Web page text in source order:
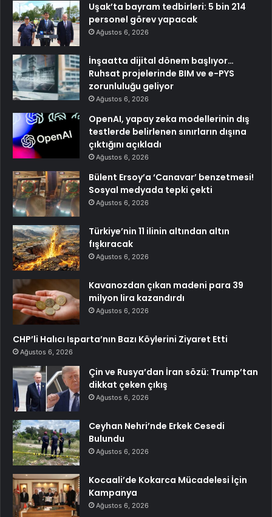
Uşak’ta bayram tedbirleri: 5 bin 214
personel görev yapacak
Ağustos 6, 2026
İnşaatta dijital dönem başlıyor…
Ruhsat projelerinde BIM ve e-PYS
zorunluluğu geliyor
Ağustos 6, 2026
OpenAI, yapay zeka modellerinin dış
testlerde belirlenen sınırların dışına
çıktığını açıkladı
Ağustos 6, 2026
Bülent Ersoy’a ‘Canavar’ benzetmesi!
Sosyal medyada tepki çekti
Ağustos 6, 2026
Türkiye’nin 11 ilinin altından altın
fışkıracak
Ağustos 6, 2026
Kavanozdan çıkan madeni para 39
milyon lira kazandırdı
Ağustos 6, 2026
CHP’li Halıcı Isparta’nın Bazı Köylerini Ziyaret Etti
Ağustos 6, 2026
Çin ve Rusya’dan İran sözü: Trump’tan
dikkat çeken çıkış
Ağustos 6, 2026
Ceyhan Nehri’nde Erkek Cesedi
Bulundu
Ağustos 6, 2026
Kocaali’de Kokarca Mücadelesi İçin
Kampanya
Ağustos 6, 2026